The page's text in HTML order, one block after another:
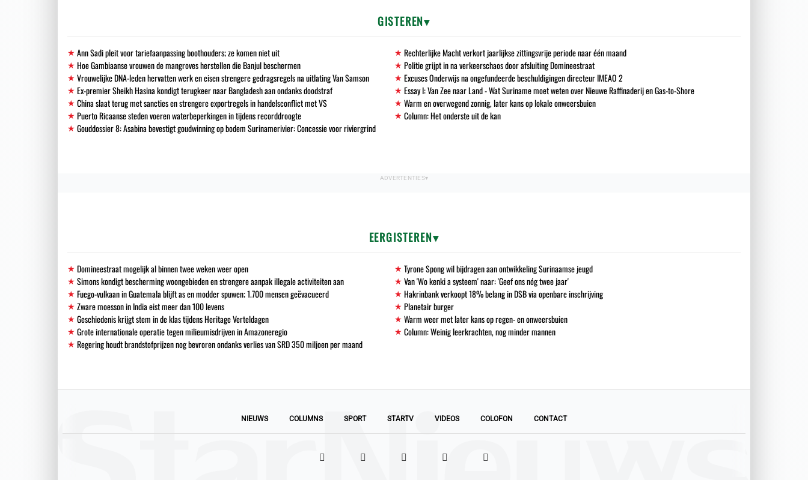
GISTEREN
Ann Sadi pleit voor tariefaanpassing boothouders; ze komen niet uit
Rechterlijke Macht verkort jaarlijkse zittingsvrije periode naar één maand
Hoe Gambiaanse vrouwen de mangroves herstellen die Banjul beschermen
Politie grijpt in na verkeerschaos door afsluiting Domineestraat
Vrouwelijke DNA-leden hervatten werk en eisen strengere gedragsregels na uitlating Van Samson
Excuses Onderwijs na ongefundeerde beschuldigingen directeur IMEAO 2
Ex-premier Sheikh Hasina kondigt terugkeer naar Bangladesh aan ondanks doodstraf
Essay I: Van Zee naar Land - Wat Suriname moet weten over Nieuwe Raffinaderij en Gas-to-Shore
China slaat terug met sancties en strengere exportregels in handelsconflict met VS
Warm en overwegend zonnig, later kans op lokale onweersbuien
Puerto Ricaanse steden voeren waterbeperkingen in tijdens recorddroogte
Column: Het onderste uit de kan
Gouddossier 8: Asabina bevestigt goudwinning op bodem Surinamerivier: Concessie voor riviergrind
EERGISTEREN
Domineestraat mogelijk al binnen twee weken weer open
Tyrone Spong wil bijdragen aan ontwikkeling Surinaamse jeugd
Simons kondigt bescherming woongebieden en strengere aanpak illegale activiteiten aan
Van 'Wo kenki a systeem' naar: 'Geef ons nóg twee jaar'
Fuego-vulkaan in Guatemala blijft as en modder spuwen; 1.700 mensen geëvacueerd
Hakrinbank verkoopt 18% belang in DSB via openbare inschrijving
Zware moesson in India eist meer dan 100 levens
Planetair burger
Geschiedenis krijgt stem in de klas tijdens Heritage Verteldagen
Warm weer met later kans op regen- en onweersbuien
Grote internationale operatie tegen milieumisdrijven in Amazoneregio
Column: Weinig leerkrachten, nog minder mannen
Regering houdt brandstofprijzen nog bevroren ondanks verlies van SRD 350 miljoen per maand
NIEUWS COLUMNS SPORT STARTV VIDEOS COLOFON CONTACT